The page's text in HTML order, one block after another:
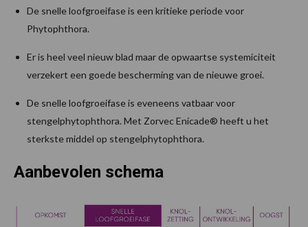
De snelle loofgroeifase is een kritieke periode voor
Phytophthora.
Er is heel veel nieuw blad maar de opwaartse systemiciteit
verzekert een goede bescherming van de nieuwe groei.
De snelle loofgroeifase is eveneens vatbaar voor
stengelphytophthora. Met Zorvec Enicade® heeft u het
sterkste middel op stengelphytophthora.
Aanbevolen schema